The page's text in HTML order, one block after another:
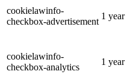
cookielawinfo-
checkbox-advertisement
1 year
cookielawinfo-
checkbox-analytics
1 year